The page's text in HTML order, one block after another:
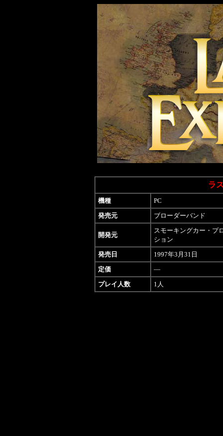
ラ
機種
PC
発売元
ブローダーバンド
開発元
スモーキングカー・プ
ション
発売日
1997年3月31日
定価
―
プレイ人数
1人